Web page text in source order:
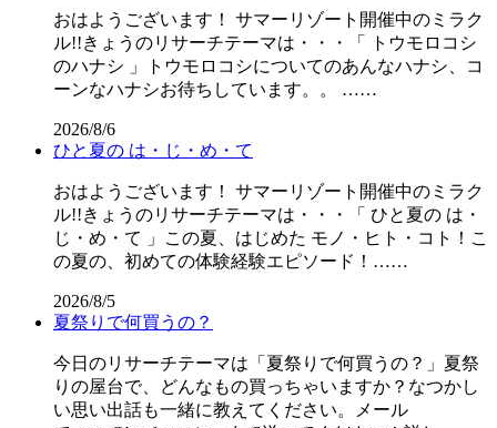
おはようございます！ サマーリゾート開催中のミラク
ル!!きょうのリサーチテーマは・・・「 トウモロコシ
のハナシ 」トウモロコシについてのあんなハナシ、コ
ーンなハナシお待ちしています。。 ……
2026/8/6
ひと夏の は・じ・め・て
おはようございます！ サマーリゾート開催中のミラク
ル!!きょうのリサーチテーマは・・・「 ひと夏の は・
じ・め・て 」この夏、はじめた モノ・ヒト・コト！こ
の夏の、初めての体験経験エピソード！……
2026/8/5
夏祭りで何買うの？
今日のリサーチテーマは「夏祭りで何買うの？」夏祭
りの屋台で、どんなもの買っちゃいますか？なつかし
い思い出話も一緒に教えてください。メール